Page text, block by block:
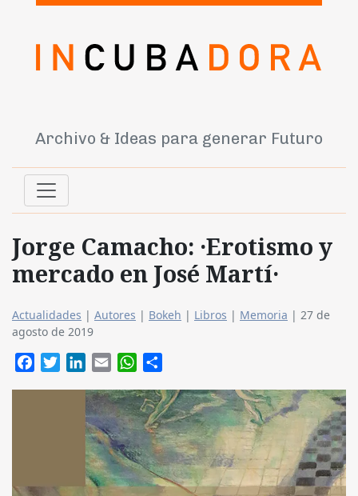
Archivo & Ideas para generar Futuro
Jorge Camacho: ·Erotismo y
mercado en José Martí·
Actualidades | Autores | Bokeh | Libros | Memoria | 27 de
agosto de 2019
FacebookTwitterLinkedIn
Email WhatsApp